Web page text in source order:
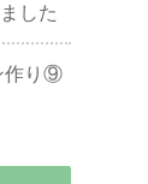
した
作り⑨